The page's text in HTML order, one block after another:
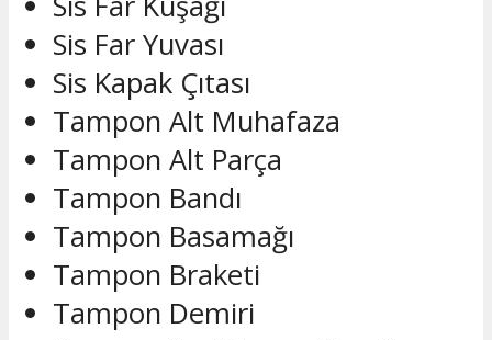
Sis Far Yuvası
Sis Kapak Çıtası
Tampon Alt Muhafaza
Tampon Alt Parça
Tampon Bandı
Tampon Basamağı
Tampon Braketi
Tampon Demiri